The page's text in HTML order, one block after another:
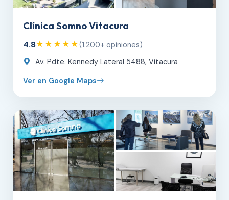
Clínica Somno Vitacura
4.8★★★★★(1.200+ opiniones)
Av. Pdte. Kennedy Lateral 5488, Vitacura
Ver en Google Maps